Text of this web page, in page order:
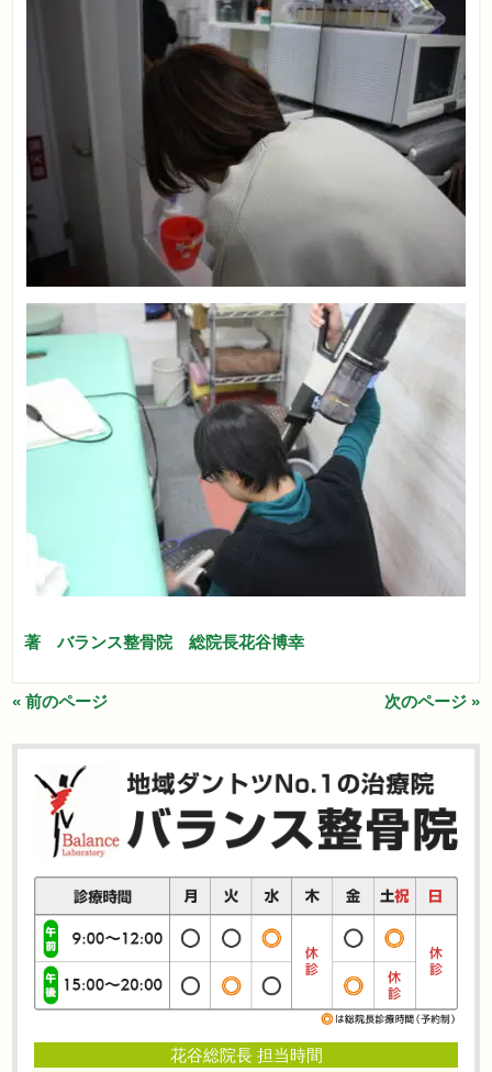
著 バランス整骨院 総院長花谷博幸
« 前のページ 次のページ »
花谷総院長 担当時間